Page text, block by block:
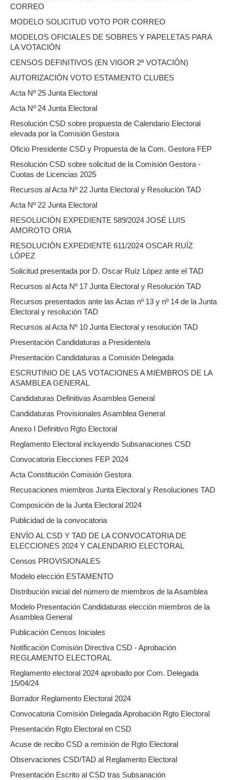
CORREO
MODELO SOLICITUD VOTO POR CORREO
MODELOS OFICIALES DE SOBRES Y PAPELETAS PARA
LA VOTACIÓN
CENSOS DEFINITIVOS (EN VIGOR 2ª VOTACIÓN)
AUTORIZACIÓN VOTO ESTAMENTO CLUBES
Acta Nº 25 Junta Electoral
Acta Nº 24 Junta Electoral
Resolución CSD sobre propuesta de Calendario Electoral
elevada por la Comisión Gestora
Oficio Presidente CSD y Propuesta de la Com. Gestora FEP
Resolución CSD sobre solicitud de la Comisión Gestora -
Cuotas de Licencias 2025
Recursos al Acta Nº 22 Junta Electoral y Resolución TAD
Acta Nº 22 Junta Electoral
RESOLUCIÓN EXPEDIENTE 589/2024 JOSÉ LUIS
AMOROTO ORIA
RESOLUCIÓN EXPEDIENTE 611/2024 OSCAR RUÍZ
LÓPEZ
Solicitud presentada por D. Oscar Ruíz López ante el TAD
Recursos al Acta Nº 17 Junta Electoral y Resolución TAD
Recursos presentados ante las Actas nº 13 y nº 14 de la Junta
Electoral y resolución TAD
Recursos al Acta Nº 10 Junta Electoral y resolución TAD
Presentación Candidaturas a Presidente/a
Presentación Candidaturas a Comisión Delegada
ESCRUTINIO DE LAS VOTACIONES A MIEMBROS DE LA
ASAMBLEA GENERAL
Candidaturas Definitivas Asamblea General
Candidaturas Provisionales Asamblea General
Anexo I Definitivo Rgto Electoral
Reglamento Electoral incluyendo Subsanaciones CSD
Convocatoria Elecciones FEP 2024
Acta Constitución Comisión Gestora
Recusaciones miembros Junta Electoral y Resoluciones TAD
Composición de la Junta Electoral 2024
Publicidad de la convocatoria
ENVÍO AL CSD Y TAD DE LA CONVOCATORIA DE
ELECCIONES 2024 Y CALENDARIO ELECTORAL
Censos PROVISIONALES
Modelo elección ESTAMENTO
Distribución inicial del número de miembros de la Asamblea
Modelo Presentación Candidaturas elección miembros de la
Asamblea General
Publicación Censos Iniciales
Notificación Comisión Directiva CSD - Aprobación
REGLAMENTO ELECTORAL
Reglamento electoral 2024 aprobado por Com. Delegada
15/04/24
Borrador Reglamento Electoral 2024
Convocatoria Comisión Delegada Aprobación Rgto Electoral
Presentación Rgto Electoral en CSD
Acuse de recibo CSD a remisión de Rgto Electoral
Observaciones CSD/TAD al Reglamento Electoral
Presentación Escrito al CSD tras Subsanación